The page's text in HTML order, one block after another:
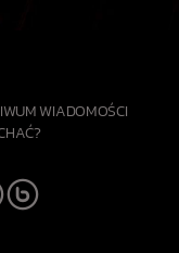
WIADOMOŚCI